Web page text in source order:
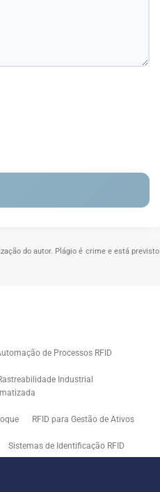
do autor. Plágio é crime e está previsto
de Processos RFID
Industrial
RFID para Gestão de Ativos
Sistemas de Identificação RFID
Integração de Sistemas